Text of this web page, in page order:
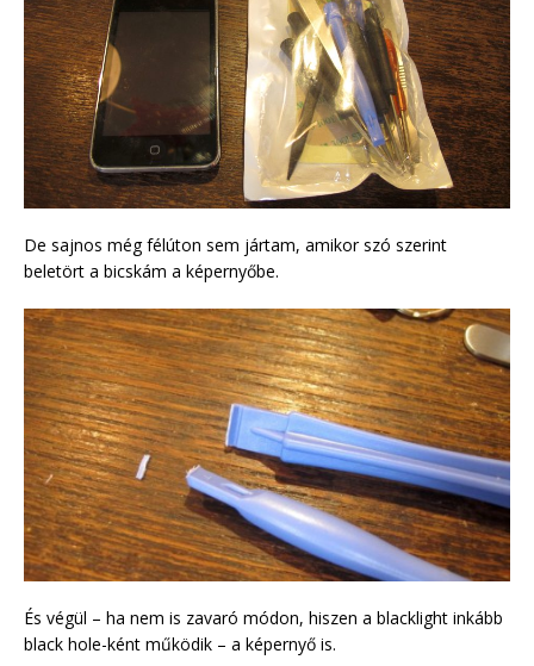
De sajnos még félúton sem jártam, amikor szó szerint
beletört a bicskám a képernyőbe.
És végül – ha nem is zavaró módon, hiszen a blacklight inkább
black hole-ként működik – a képernyő is.